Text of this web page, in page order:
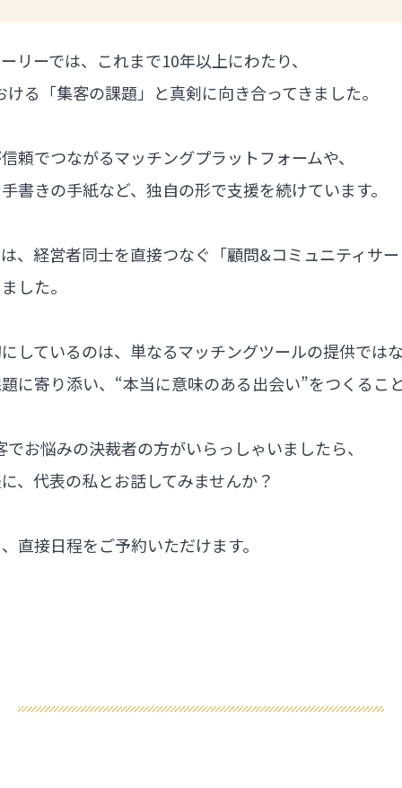
リーでは、これまで10年以上にわたり、
る「集客の課題」と真剣に向き合ってきました。
頼でつながるマッチングプラットフォームや、
書きの手紙など、独自の形で支援を続けています。
、経営者同士を直接つなぐ「顧問&コミュニティサ
した。
しているのは、単なるマッチングツールの提供では
に寄り添い、“本当に意味のある出会い”をつくるこ
お悩みの決裁者の方がいらっしゃいましたら、
、代表の私とお話してみませんか？
直接日程をご予約いただけます。